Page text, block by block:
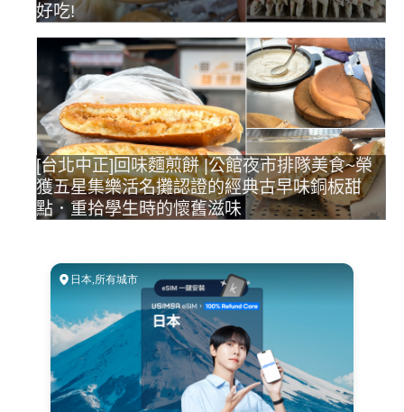
好吃!
[台北中正]回味麵煎餅 |公館夜市排隊美食~榮
獲五星集樂活名攤認證的經典古早味銅板甜
點．重拾學生時的懷舊滋味